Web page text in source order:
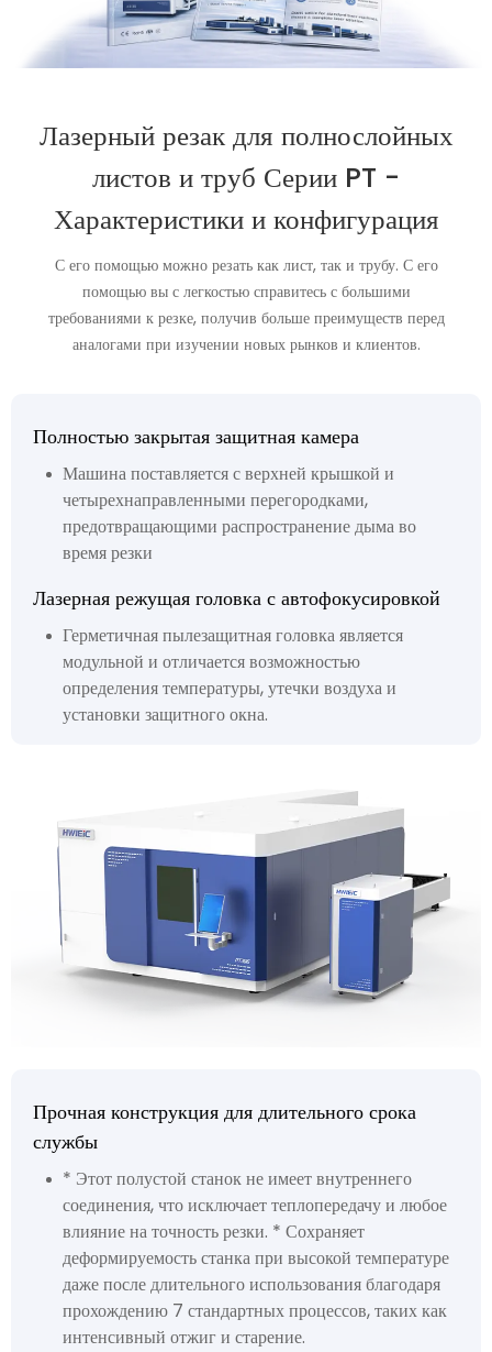
Лазерный резак для полнослойных
листов и труб Серии PT -
Характеристики и конфигурация
С его помощью можно резать как лист, так и трубу. С его
помощью вы с легкостью справитесь с большими
требованиями к резке, получив больше преимуществ перед
аналогами при изучении новых рынков и клиентов.
Полностью закрытая защитная камера
Машина поставляется с верхней крышкой и
четырехнаправленными перегородками,
предотвращающими распространение дыма во
время резки
Лазерная режущая головка с автофокусировкой
Герметичная пылезащитная головка является
модульной и отличается возможностью
определения температуры, утечки воздуха и
установки защитного окна.
Прочная конструкция для длительного срока
службы
* Этот полустой станок не имеет внутреннего
соединения, что исключает теплопередачу и любое
влияние на точность резки. * Сохраняет
деформируемость станка при высокой температуре
даже после длительного использования благодаря
прохождению 7 стандартных процессов, таких как
интенсивный отжиг и старение.